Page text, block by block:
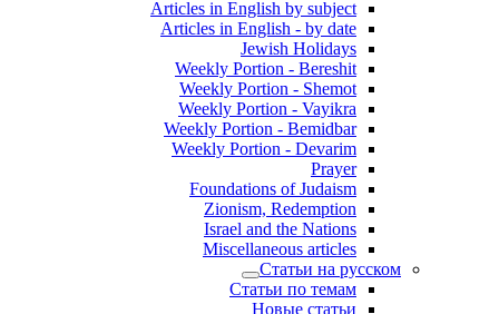
Articles in English by subject
Articles in English - by date
Jewish Holidays
Weekly Portion - Bereshit
Weekly Portion - Shemot
Weekly Portion - Vayikra
Weekly Portion - Bemidbar
Weekly Portion - Devarim
Prayer
Foundations of Judaism
Zionism, Redemption
Israel and the Nations
Miscellaneous articles
Статьи на русском
Статьи по темам
Новые статьи